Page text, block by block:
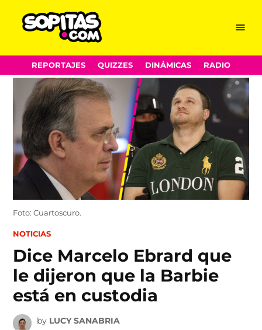
Skip
to
content
Menu
REPORTAJES QUIZZES DINÁMICAS RADIO
Foto: Cuartoscuro.
POSTED
NOTICIAS
Dice Marcelo Ebrard que
le dijeron que la Barbie
está en custodia
by LUCY SANABRIA